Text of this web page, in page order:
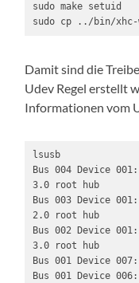
sudo make setuid
sudo cp ../bin/xhc-
Damit sind die
Udev Regel erstellt
Informationen vom
lsusb
Bus 004 Device
3.0 root hub
Bus 003 Device
2.0 root hub
Bus 002 Device
3.0 root hub
Bus 001 Device
Bus 001 Device